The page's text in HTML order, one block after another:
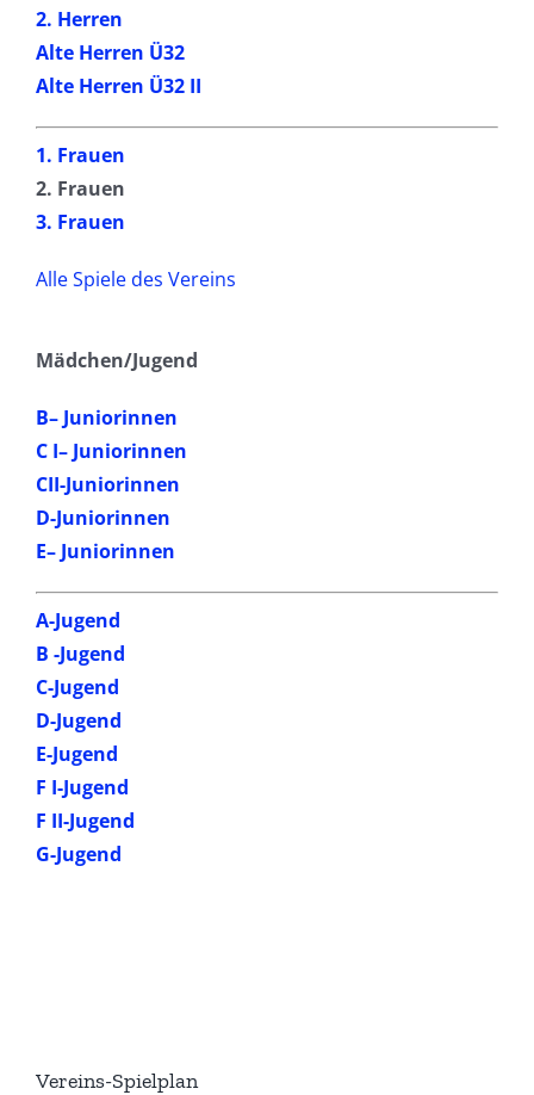
2. Herren
Alte Herren Ü32
Alte Herren Ü32 II
1. Frauen
2. Frauen
3. Frauen
Alle Spiele des Vereins
Mädchen/Jugend
B– Juniorinnen
C I– Juniorinnen
CII-Juniorinnen
D-Juniorinnen
E– Juniorinnen
A-Jugend
B -Jugend
C-Jugend
D-Jugend
E-Jugend
F I-Jugend
F II-Jugend
G-Jugend
Vereins-Spielplan